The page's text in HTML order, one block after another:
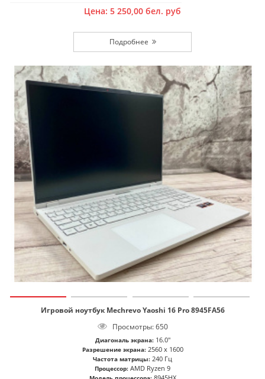
Цена: 5 250,00 бел. руб
Игровой ноутбук Mechrevo Yaoshi 16 Pro 8945FA56
Просмотры: 650
Диагональ экрана: 16.0"
Разрешение экрана: 2560 x 1600
Частота матрицы: 240 Гц
Процессор: AMD Ryzen 9